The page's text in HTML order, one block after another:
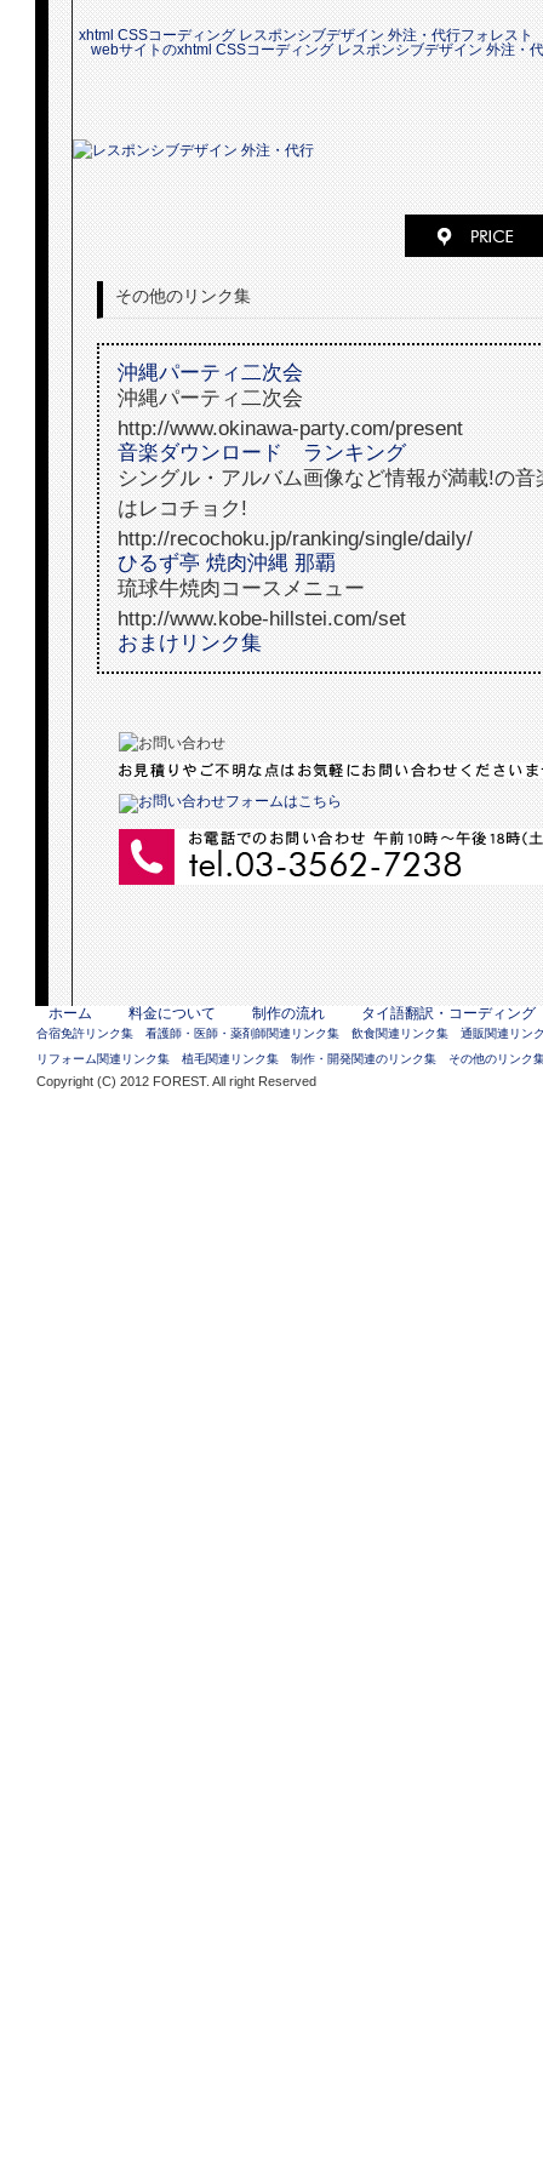
xhtml CSSコーディング レスポンシブデザイン 外注・代行フォレスト
webサイトのxhtml CSSコーディング レスポンシブデザイン 外注・
その他のリンク集
沖縄パーティ二次会
沖縄パーティ二次会
http://www.okinawa-party.com/present
音楽ダウンロード ランキング
シングル・アルバム画像など情報が満載!の音
はレコチョク!
http://recochoku.jp/ranking/single/daily/
ひるず亭 焼肉沖縄 那覇
琉球牛焼肉コースメニュー
http://www.kobe-hillstei.com/set
おまけリンク集
ホーム 料金について 制作の流れ タイ語翻訳・コーディン
合宿免許リンク集 看護師・医師・薬剤師関連リンク集 飲食関連リンク集
通販関連リン
リフォーム関連リンク集
植毛関連リンク集 制作・開発関連のリンク集 その他のリンク
Copyright (C) 2012 FOREST. All right Reserved